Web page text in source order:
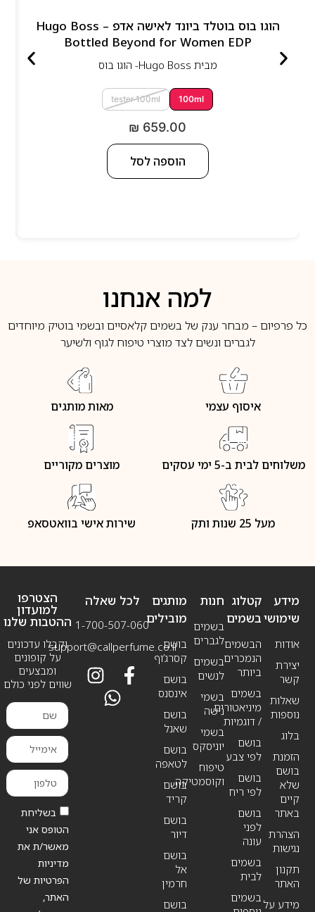
הוגו בוס בוטלד ביונד לאישה אדפ – Hugo Boss
Bottled Beyond for Women EDP
מבית Hugo Boss- הוגו בוס
100ml
tester 100ml
₪ 659.00
הוספה לסל
למה אנחנו
כל פרפיום – מבחר ענק של בשמים קלאסיים ובשמי בוטיק מיוחדים
לגברים ונשים לצד מוצרי טיפוח לגוף ולשיער
איסוף עצמי מאות מותגים
משלוחים לבית ב-5 ימי עסקים מוצרים מקוריים
מעל 25 שנות ותק שירות אישי בוואטסאפ
מידע
שימושי
אודות
יצירת
קשר
שאלות
נוספות
בלוג
הזמנת
בושם
שלא
קיים
באתר
הצהרת
נגישות
תקנון
האתר
מידע על
חנות
בשמים
לגברים
בשמים
לנשים
בשמי
נישה
בשמי
יוניסקס
טיפוח
וקוסמטיקה
קטלוג
בשמים
הבשמים
הנמכרים
ביותר
בשמים
מיניאטורים
/ דוגמיות
בושם
לפי צבע
בושם
לפי ריח
בושם
לפני
עונה
בשמים
לבית
בשמים
מותגים
מובילים
בושם
קסרג’וף
בושם
אינסנס
בושם
שאנל
בושם
לטאפה
בושם
קריד
בושם
דיור
בושם
אל
חרמין
בושם
לכל שאלה
1-700-507-060
support@callperfume.co.il
הצטרפו
למועדון
ההטבות שלנו
וקבלו עדכונים
על קופונים
ומבצעים
שווים לפני כולם
בשליחת
הטופס אני
מאשר/ת את
מדיניות
הפרטיות של
האתר,